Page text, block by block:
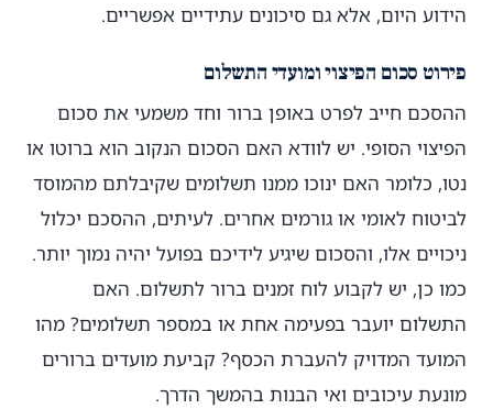
הידוע היום, אלא גם סיכונים עתידיים אפשריים.
פירוט סכום הפיצוי ומועדי התשלום
ההסכם חייב לפרט באופן ברור וחד משמעי את סכום
הפיצוי הסופי. יש לוודא האם הסכום הנקוב הוא ברוטו או
נטו, כלומר האם ינוכו ממנו תשלומים שקיבלתם מהמוסד
לביטוח לאומי או גורמים אחרים. לעיתים, ההסכם יכלול
ניכויים אלו, והסכום שיגיע לידיכם בפועל יהיה נמוך יותר.
כמו כן, יש לקבוע לוח זמנים ברור לתשלום. האם
התשלום יועבר בפעימה אחת או במספר תשלומים? מהו
המועד המדויק להעברת הכסף? קביעת מועדים ברורים
מונעת עיכובים ואי הבנות בהמשך הדרך.